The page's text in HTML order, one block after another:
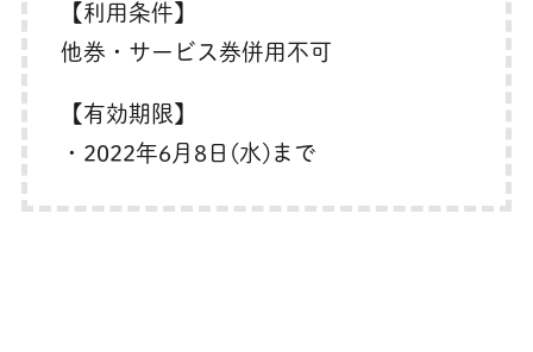
【利用条件】
他券・サービス券併用不可
【有効期限】
・2022年6月8日(水)まで